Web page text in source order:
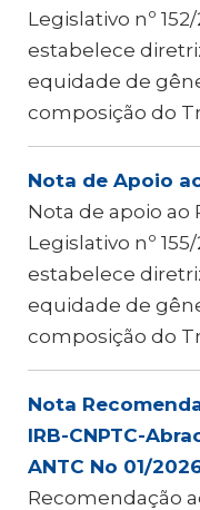
Legislativo nº
estabelece
equidade de
composição do
Nota de Apoio
Nota de apoio ao
Legislativo nº
estabelece
equidade de
composição do
Nota
IRB-CNPTC-
ANTC No 01/
Recomendação